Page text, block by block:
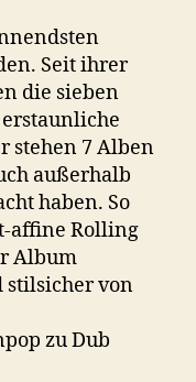
Seit ihrer
die sieben
erstaunliche
stehen 7 Alben
außerhalb
haben. So
affine Rolling
Album
stilsicher von
zu Dub